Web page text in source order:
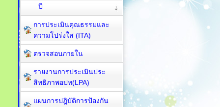
ปี
การประเมินคุณธรรมและ
ความโปร่งใส (ITA)
ตรวจสอบภายใน
รายงานการประเมินประ
สิทธิภาพอปท(LPA)
แผนการปฎิบัติการป้องกัน